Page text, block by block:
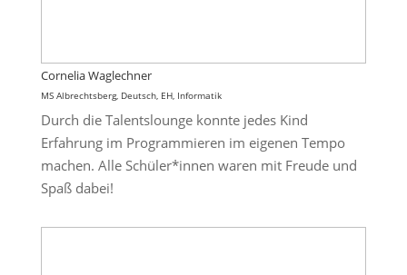
Cornelia Waglechner
MS Albrechtsberg, Deutsch, EH, Informatik
Durch die Talentslounge konnte jedes Kind
Erfahrung im Programmieren im eigenen Tempo
machen. Alle Schüler*innen waren mit Freude und
Spaß dabei!